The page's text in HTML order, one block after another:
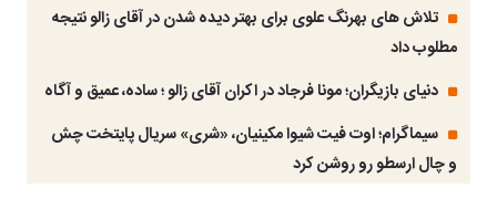
تلاش های بهرنگ علوی برای بهتر دیده شدن در آقای زالو نتیجه
مطلوب داد
دنیای بازیگران؛ مونا فرجاد در اکران آقای زالو ؛ ساده، عمیق و آگاه
سیماگرام؛ اوت فیت شیوا مکینیان، «شری» سریال پایتخت چش
و چال ارسطو رو روشن کرد